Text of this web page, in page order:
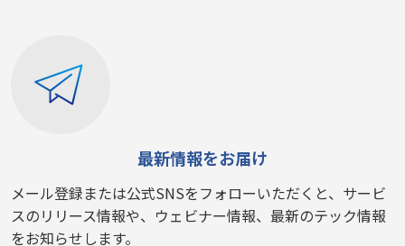
最新情報をお届け
メール登録または公式SNSをフォローいただくと、サービ
スのリリース情報や、ウェビナー情報、最新のテック情報
をお知らせします。